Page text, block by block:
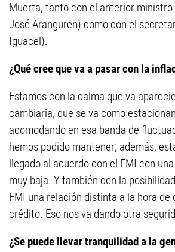
Muerta, tanto con el anterior ministro
José Aranguren) como con el
Iguacel).
¿Qué cree que va a pasar con la
Estamos con la calma que va
cambiaria, que se va como
acomodando en esa banda de
hemos podido mantener; además,
llegado al acuerdo con el FMI con
muy baja. Y también con la
FMI una relación distinta a la hora de
crédito. Eso nos va dando otra
¿Se puede llevar tranquilidad a la